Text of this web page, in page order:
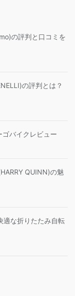
の評判と口コミを
の評判とは？
バイクレビュー
QUINN)の魅
適な折りたたみ自転